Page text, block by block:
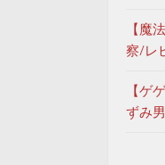
【魔
察/レ
【ゲ
ずみ